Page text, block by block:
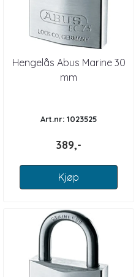
Hengelås Abus Marine 30
mm
Art.nr: 1023525
389,-
Kjøp